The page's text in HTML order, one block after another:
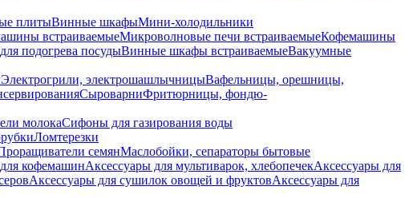
плитыВинные шкафыМини-холодильники
встраиваемыеМикроволновые печи встраиваемыеКофемашины
подогрева посудыВинные шкафы встраиваемыеВакуумные
Электрогрили, электрошашлычницыВафельницы, орешницы,
СыроварниФритюрницы, фондю-
молокаСифоны для газирования воды
Ломтерезки
семянМаслобойки, сепараторы бытовые
кофемашинАксессуары для мультиварок, хлебопечекАксессуары для
Аксессуары для сушилок овощей и фруктовАксессуары для